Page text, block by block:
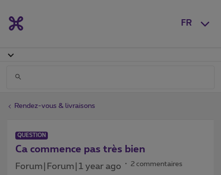
FR
Rendez-vous & livraisons
QUESTION
Ca commence pas très bien
Forum|Forum|1 year ago 2 commentaires